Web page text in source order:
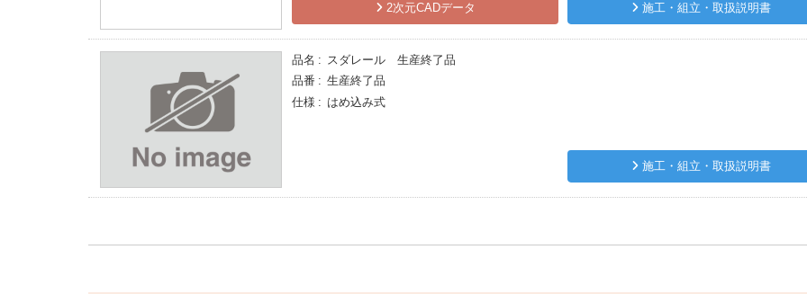
2次元CADデータ 施工・組立・取扱説明書
品名
スダレール 生産終了品
品番
生産終了品
仕様
はめ込み式
施工・組立・取扱説明書